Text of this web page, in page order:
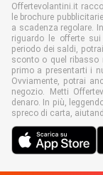
Offertevolantini.it
le brochure
a scadenza regolare.
riguardo le offerte
periodo dei saldi,
sconto o quel ribasso
primo a presentarti i
Ovviamente, potrai
negozio. Metti
denaro. In più,
spreco di carta,